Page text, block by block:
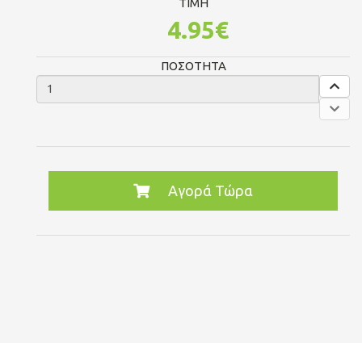
4.95€
ΠΟΣΟΤΗΤΑ
Αγορά Τώρα